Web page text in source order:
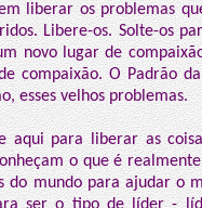
liberar os problemas
Libere-os. Solte-os
novo lugar de
compaixão. O Padrão
esses velhos problemas.
aqui para liberar as
o que é
do mundo para ajudar o